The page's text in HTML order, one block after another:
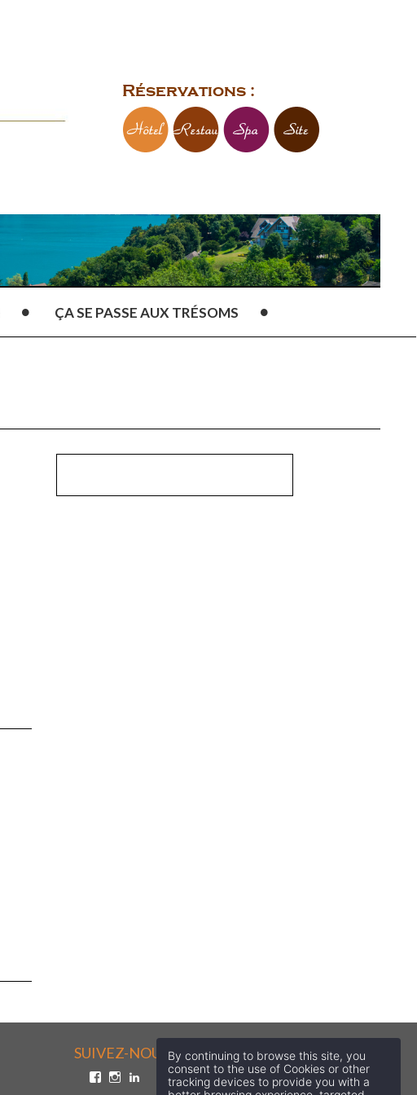
Réservations :
ÇA SE PASSE AUX TRÉSOMS
SUIVEZ-NOUS SUR LES RÉSEAUX SOCIAUX !
FacebookInstagram
LinkedIn
By continuing to browse this site, you
consent to the use of Cookies or other
tracking devices to provide you with a